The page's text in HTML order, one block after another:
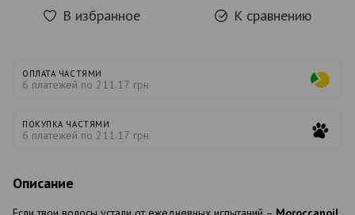
В избранное К сравнению
ОПЛАТА ЧАСТЯМИ
6 платежей по 211.17 грн
ПОКУПКА ЧАСТЯМИ
6 платежей по 211.17 грн
Описание